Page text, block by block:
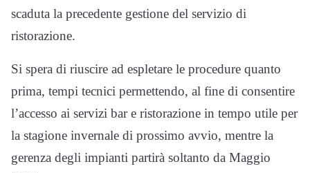
scaduta la precedente gestione del servizio di
ristorazione.
Si spera di riuscire ad espletare le procedure quanto
prima, tempi tecnici permettendo, al fine di consentire
l’accesso ai servizi bar e ristorazione in tempo utile per
la stagione invernale di prossimo avvio, mentre la
gerenza degli impianti partirà soltanto da Maggio